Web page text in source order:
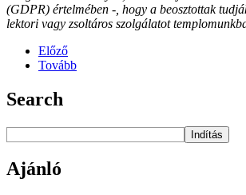
(GDPR) értelmében -, hogy a beosztottak
lektori vagy zsoltáros szolgálatot
Előző
Tovább
Search
Indítás
Ajánló